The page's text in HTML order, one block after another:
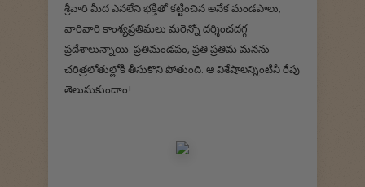
శ్రీవారి మీద ఎనలేని భక్తితో కట్టించిన అనేక మండపాలు,
వారివారి కాంశ్యప్రతిమలు మరెన్నో దర్శించదగ్గ
ప్రదేశాలున్నాయి. ప్రతిమండపం, ప్రతి ప్రతిమ మనను
చరిత్రలోతుల్లోకి తీసుకొని పోతుంది. ఆ విశేషాలన్నింటినీ రేపు
తెలుసుకుందాం!